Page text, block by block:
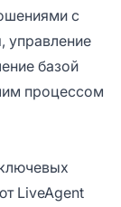
с
управление
базой
процессом
LiveAgent